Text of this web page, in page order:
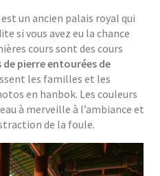
un ancien palais royal qui
si vous avez eu la chance
cours sont des cours
pierre entourées de
les familles et les
en hanbok. Les couleurs
à merveille à l’ambiance et
de la foule.